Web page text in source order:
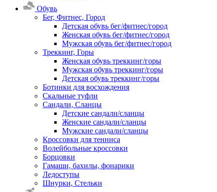
Обувь
Бег, Фитнес, Город
Детская обувь бег/фитнес/город
Женская обувь бег/фитнес/город
Мужская обувь бег/фитнес/город
Треккинг, Горы
Женская обувь треккинг/горы
Мужская обувь треккинг/горы
Детская обувь треккинг/горы
Ботинки для восхождения
Скальные туфли
Сандали, Сланцы
Детские сандали/сланцы
Женские сандали/сланцы
Мужские сандали/сланцы
Кроссовки для тенниса
Волейбольные кроссовки
Борцовки
Гамаши, бахилы, фонарики
Ледоступы
Шнурки, Стельки